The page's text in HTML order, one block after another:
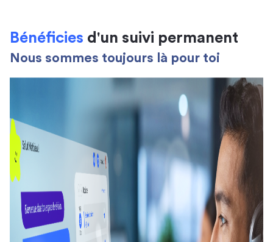
Bénéficies d'un suivi permanent
Nous sommes toujours là pour toi